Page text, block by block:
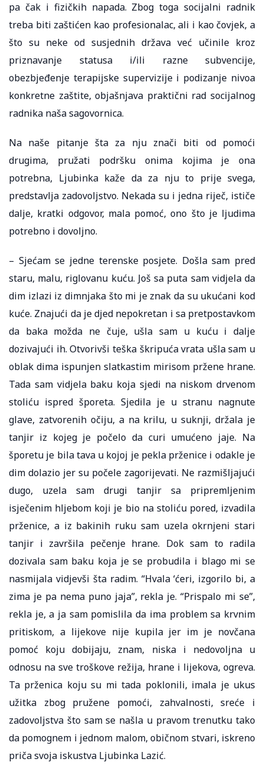
pa čak i fizičkih napada. Zbog toga socijalni radnik
treba biti zaštićen kao profesionalac, ali i kao čovjek, a
što su neke od susjednih država već učinile kroz
priznavanje statusa i/ili razne subvencije,
obezbjeđenje terapijske supervizije i podizanje nivoa
konkretne zaštite, objašnjava praktični rad socijalnog
radnika naša sagovornica.
Na naše pitanje šta za nju znači biti od pomoći
drugima, pružati podršku onima kojima je ona
potrebna, Ljubinka kaže da za nju to prije svega,
predstavlja zadovoljstvo. Nekada su i jedna riječ, ističe
dalje, kratki odgovor, mala pomoć, ono što je ljudima
potrebno i dovoljno.
– Sjećam se jedne terenske posjete. Došla sam pred
staru, malu, riglovanu kuću. Još sa puta sam vidjela da
dim izlazi iz dimnjaka što mi je znak da su ukućani kod
kuće. Znajući da je djed nepokretan i sa pretpostavkom
da baka možda ne čuje, ušla sam u kuću i dalje
dozivajući ih. Otvorivši teška škripuća vrata ušla sam u
oblak dima ispunjen slatkastim mirisom pržene hrane.
Tada sam vidjela baku koja sjedi na niskom drvenom
stoliću ispred šporeta. Sjedila je u stranu nagnute
glave, zatvorenih očiju, a na krilu, u suknji, držala je
tanjir iz kojeg je počelo da curi umućeno jaje. Na
šporetu je bila tava u kojoj je pekla prženice i odakle je
dim dolazio jer su počele zagorijevati. Ne razmišljajući
dugo, uzela sam drugi tanjir sa pripremljenim
isječenim hljebom koji je bio na stoliću pored, izvadila
prženice, a iz bakinih ruku sam uzela okrnjeni stari
tanjir i završila pečenje hrane. Dok sam to radila
dozivala sam baku koja je se probudila i blago mi se
nasmijala vidjevši šta radim. “Hvala ‘ćeri, izgorilo bi, a
zima je pa nema puno jaja”, rekla je. “Prispalo mi se”,
rekla je, a ja sam pomislila da ima problem sa krvnim
pritiskom, a lijekove nije kupila jer im je novčana
pomoć koju dobijaju, znam, niska i nedovoljna u
odnosu na sve troškove režija, hrane i lijekova, ogreva.
Ta prženica koju su mi tada poklonili, imala je ukus
užitka zbog pružene pomoći, zahvalnosti, sreće i
zadovoljstva što sam se našla u pravom trenutku tako
da pomognem i jednom malom, običnom stvari, iskreno
priča svoja iskustva Ljubinka Lazić.